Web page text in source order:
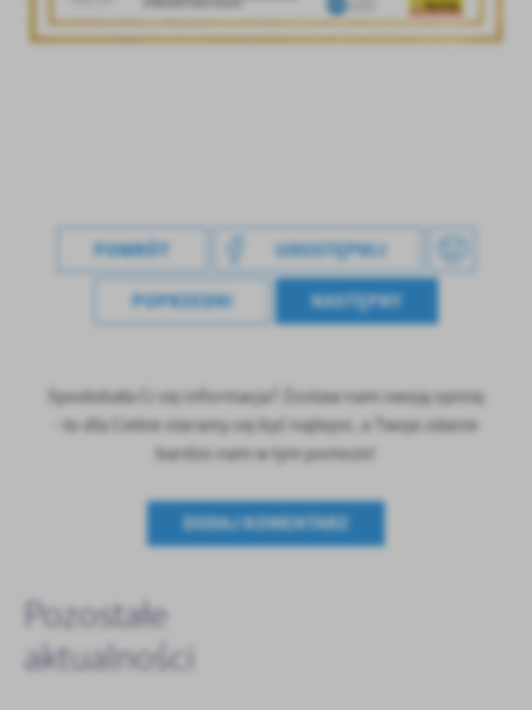
POWRÓT UDOSTĘPNIJ
POPRZEDNI NASTĘPNY
Spodobała Ci się informacja? Zostaw nam swoją opinię
- to dla Ciebie staramy się być najlepsi, a Twoje zdanie
bardzo nam w tym pomoże!
DODAJ KOMENTARZ
Pozostałe
aktualności